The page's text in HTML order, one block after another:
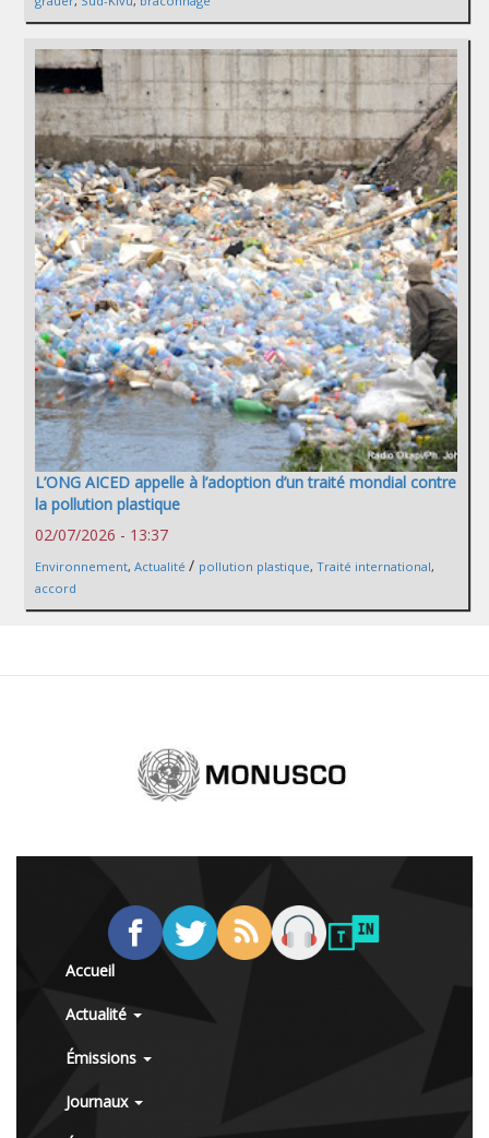
L’ONG AICED appelle à l’adoption d’un traité mondial contre
la pollution plastique
02/07/2026 - 13:37
Environnement, Actualité / pollution plastique, Traité international,
accord
Accueil
Actualité
Émissions
Journaux